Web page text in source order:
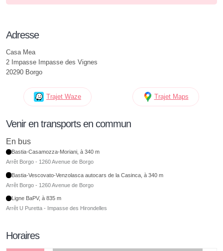
Adresse
Casa Mea
2 Impasse Impasse des Vignes
20290 Borgo
Trajet Waze Trajet Maps
Venir en transports en commun
En bus
Bastia-Casamozza-Moriani, à 340 m
Arrêt Borgo - 1260 Avenue de Borgo
Bastia-Vescovato-Venzolasca autocars de la Casinca, à 340 m
Arrêt Borgo - 1260 Avenue de Borgo
Ligne BaPV, à 835 m
Arrêt U Puretta - Impasse des Hirondelles
Horaires